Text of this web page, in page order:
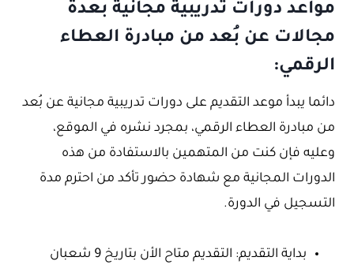
مواعد دورات تدريبية مجانية بعدة
مجالات عن بُعد من مبادرة العطاء
الرقمي:
دائما يبدأ موعد التقديم على دورات تدريبية مجانية عن بُعد
من مبادرة العطاء الرقمي، بمجرد نشره في الموقع،
وعليه فإن كنت من المتهمين بالاستفادة من هذه
الدورات المجانية مع شهادة حضور تأكد من احترم مدة
التسجيل في الدورة.
بداية التقديم: التقديم متاح الأن بتاريخ 9 شعبان